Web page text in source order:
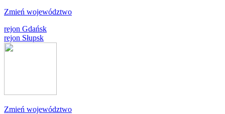
Zmień województwo
rejon Gdańsk
rejon Słupsk
Zmień województwo